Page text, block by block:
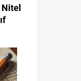
Nitel